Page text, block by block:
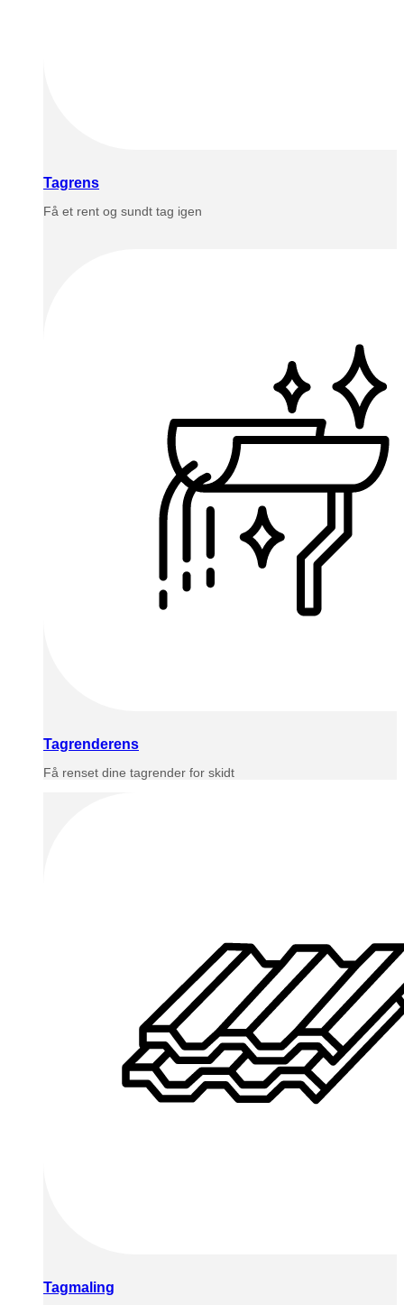
Tagrens
Få et rent og sundt tag igen
Tagrenderens
Få renset dine tagrender for skidt
Tagmaling